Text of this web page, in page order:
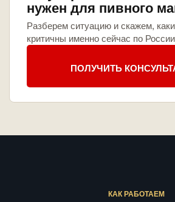
нужен для пивного
Разберем ситуацию и скажем,
критичны именно сейчас по
ПОЛУЧИТЬ
КАК РАБОТАЕМ